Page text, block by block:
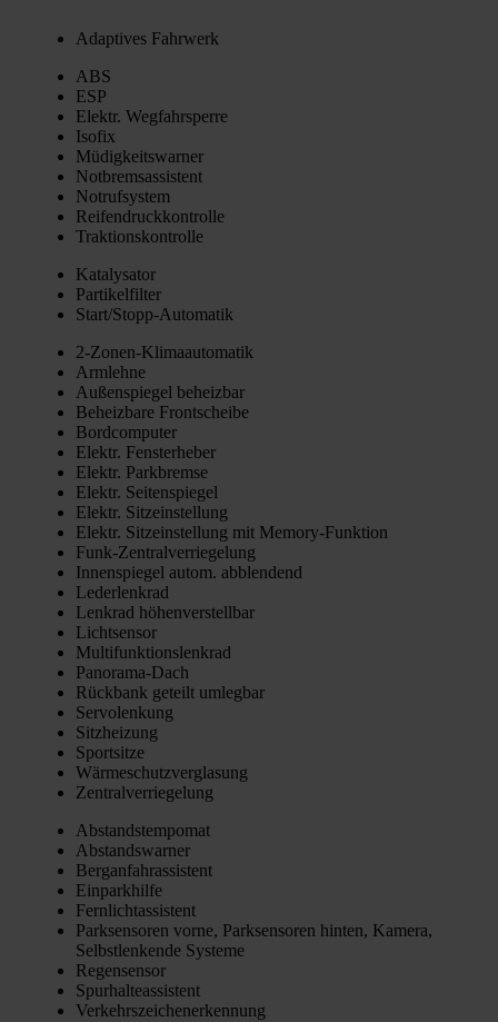
Adap­ti­ves Fahr­werk
ABS
ESP
Elektr. Weg­fahr­sper­re
Iso­fix
Müdig­keits­war­ner
Not­brems­as­sis­tent
Not­ruf­sys­tem
Rei­fen­druck­kon­trol­le
Trak­ti­ons­kon­trol­le
Kata­ly­sa­tor
Par­ti­kel­fil­ter
Star­t/­Stopp-Auto­ma­tik
2‑Zo­nen-Kli­ma­au­to­ma­tik
Arm­leh­ne
Außen­spie­gel beheiz­bar
Beheiz­ba­re Front­schei­be
Bord­com­pu­ter
Elektr. Fens­ter­he­ber
Elektr. Park­brem­se
Elektr. Sei­ten­spie­gel
Elektr. Sitz­ein­stel­lung
Elektr. Sitz­ein­stel­lung mit Memo­ry-Funk­ti­on
Funk-Zen­tral­ver­rie­ge­lung
Innen­spie­gel autom. abblen­dend
Leder­lenk­rad
Lenk­rad höhen­ver­stell­bar
Licht­sen­sor
Mul­ti­funk­ti­ons­lenk­rad
Pan­ora­ma-Dach
Rück­bank geteilt umleg­bar
Ser­vo­len­kung
Sitz­hei­zung
Sport­sit­ze
Wär­me­schutz­ver­gla­sung
Zen­tral­ver­rie­ge­lung
Abstands­tem­po­mat
Abstands­war­ner
Berg­an­fahr­as­sis­tent
Ein­park­hil­fe
Fern­licht­as­sis­tent
Park­sen­so­ren vor­ne, Park­sen­so­ren hin­ten, Kame­ra,
Selbst­len­ken­de Sys­te­me
Regen­sen­sor
Spur­hal­te­as­sis­tent
Ver­kehrs­zei­chen­er­ken­nung